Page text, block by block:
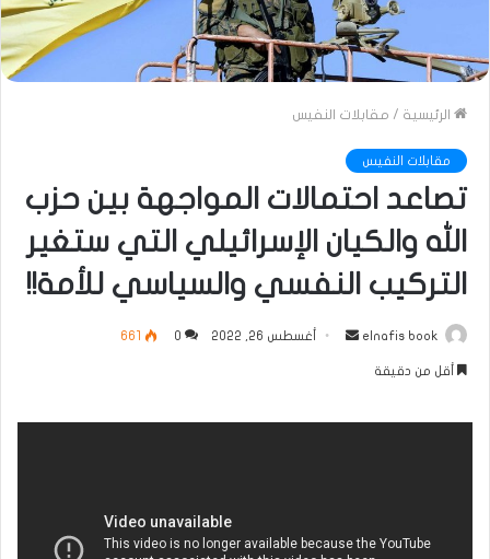
الرئيسية / مقابلات النفيس
مقابلات النفيس
تصاعد احتمالات المواجهة بين حزب
الله والكيان الإسرائيلي التي ستغير
التركيب النفسي والسياسي للأمة!!
elnafis book
أرسل
أغسطس 26, 2022 0
661
أقل من دقيقة